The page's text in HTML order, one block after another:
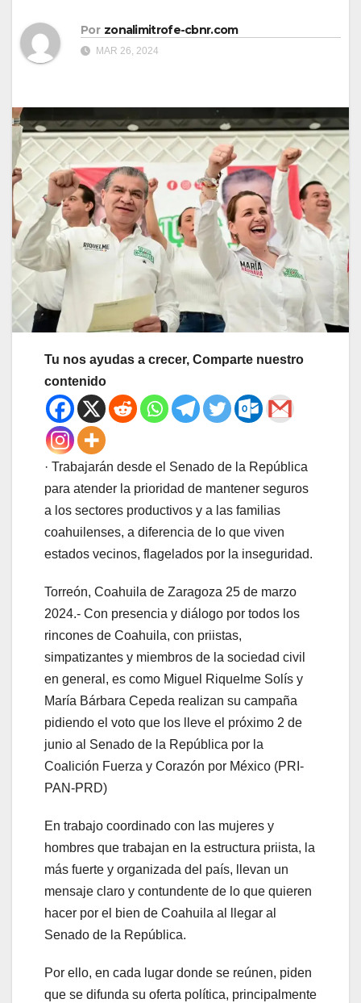
Por zonalimitrofe-cbnr.com
MAR 26, 2024
Tu nos ayudas a crecer, Comparte nuestro
contenido
· Trabajarán desde el Senado de la República
para atender la prioridad de mantener seguros
a los sectores productivos y a las familias
coahuilenses, a diferencia de lo que viven
estados vecinos, flagelados por la inseguridad.
Torreón, Coahuila de Zaragoza 25 de marzo
2024.- Con presencia y diálogo por todos los
rincones de Coahuila, con priistas,
simpatizantes y miembros de la sociedad civil
en general, es como Miguel Riquelme Solís y
María Bárbara Cepeda realizan su campaña
pidiendo el voto que los lleve el próximo 2 de
junio al Senado de la República por la
Coalición Fuerza y Corazón por México (PRI-
PAN-PRD)
En trabajo coordinado con las mujeres y
hombres que trabajan en la estructura priista, la
más fuerte y organizada del país, llevan un
mensaje claro y contundente de lo que quieren
hacer por el bien de Coahuila al llegar al
Senado de la República.
Por ello, en cada lugar donde se reúnen, piden
que se difunda su oferta política, principalmente